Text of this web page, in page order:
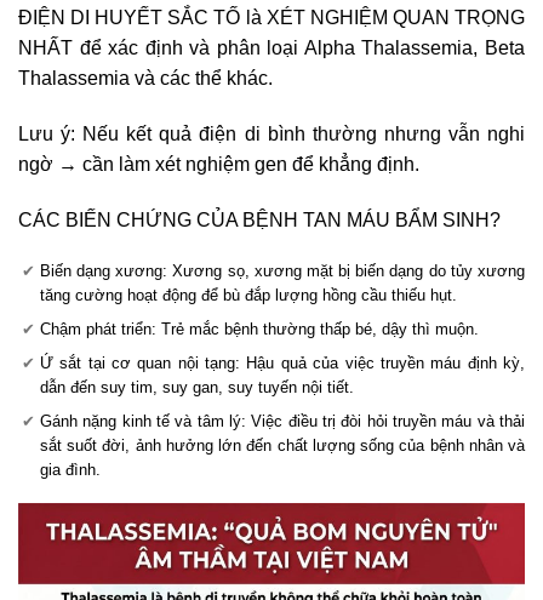
ĐIỆN DI HUYẾT SẮC TỐ là XÉT NGHIỆM QUAN TRỌNG
NHẤT để xác định và phân loại Alpha Thalassemia, Beta
Thalassemia và các thể khác.
Lưu ý: Nếu kết quả điện di bình thường nhưng vẫn nghi
ngờ → cần làm xét nghiệm gen để khẳng định.
CÁC BIẾN CHỨNG CỦA BỆNH TAN MÁU BẨM SINH?
Biến dạng xương: Xương sọ, xương mặt bị biến dạng do tủy xương
tăng cường hoạt động để bù đắp lượng hồng cầu thiếu hụt.
Chậm phát triển: Trẻ mắc bệnh thường thấp bé, dậy thì muộn.
Ứ sắt tại cơ quan nội tạng: Hậu quả của việc truyền máu định kỳ,
dẫn đến suy tim, suy gan, suy tuyến nội tiết.
Gánh nặng kinh tế và tâm lý: Việc điều trị đòi hỏi truyền máu và thải
sắt suốt đời, ảnh hưởng lớn đến chất lượng sống của bệnh nhân và
gia đình.